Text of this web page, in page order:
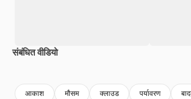
संबंधित वीडियो
आकाश मौसम क्लाउड पर्यावरण